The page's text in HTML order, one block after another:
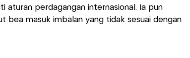
aturan perdagangan internasional. Ia pun
bea masuk imbalan yang tidak sesuai dengan